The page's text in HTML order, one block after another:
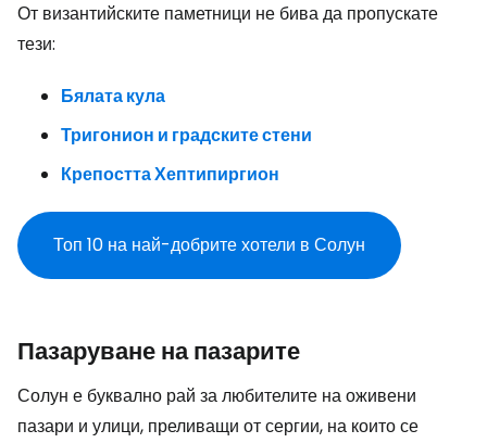
От византийските паметници не бива да пропускате
тези:
Бялата кула
Тригонион и градските стени
Крепостта Хептипиргион
Топ 10 на най-добрите хотели в Солун
Пазаруване на пазарите
Солун е буквално рай за любителите на оживени
пазари и улици, преливащи от сергии, на които се